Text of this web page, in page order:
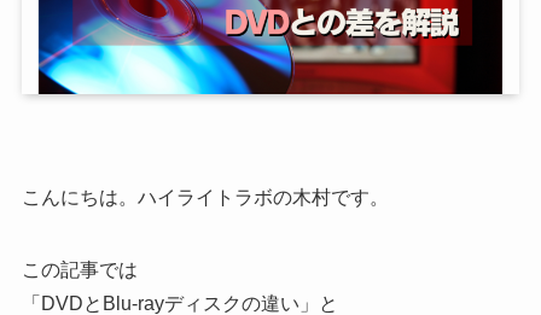
こんにちは。ハイライトラボの木村です。
この記事では
「DVDとBlu-rayディスクの違い」と